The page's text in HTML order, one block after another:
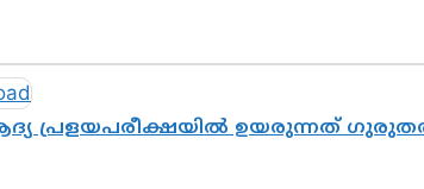
പ്രളയപരീക്ഷയിൽ ഉയരുന്നത്